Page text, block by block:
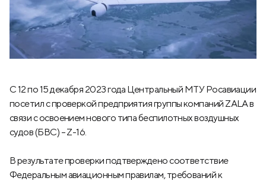
С 12 по 15 декабря 2023 года Центральный МТУ Росавиации
посетил с проверкой предприятия группы компаний ZALA в
связи с освоением нового типа беспилотных воздушных
судов (БВС) – Z-16.
В результате проверки подтверждено соответствие
Федеральным авиационным правилам, требований к